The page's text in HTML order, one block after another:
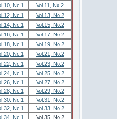
No.1
Vol.11, No.2
No.1
Vol.13, No.2
No.1
Vol.15, No.2
No.1
Vol.17, No.2
No.1
Vol.19, No.2
No.1
Vol.21, No.2
No.1
Vol.23, No.2
No.1
Vol.25, No.2
No.1
Vol.27, No.2
No.1
Vol.29, No.2
No.1
Vol.31, No.2
No.1
Vol.33, No.2
No.1 Vol.35, No.2